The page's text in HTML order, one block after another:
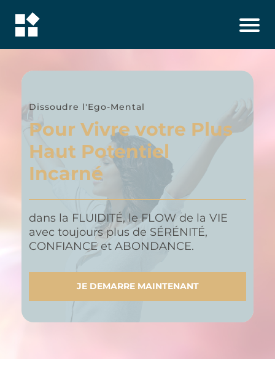
Dissoudre l'Ego-Mental
Pour Vivre votre Plus
Haut Potentiel
Incarné
dans la FLUIDITÉ, le FLOW de la VIE
avec toujours plus de SÉRÉNITÉ,
CONFIANCE et ABONDANCE.
JE DEMARRE MAINTENANT